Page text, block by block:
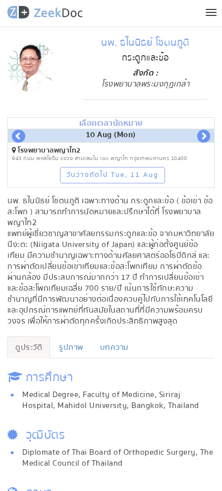
นพ. ธไนนิธย์ โชตนภูติ
กระดูกและข้อ
สังกัด :
โรงพยาบาลพระมงกุฏเกล้า
เลือกเวลานัดหมาย
10 Aug (Mon)
โรงพยาบาลพญาไท2
943 ถนน พหลโยธิน แขวง สามเสนใน เขต พญาไท กรุงเทพมหานคร 10400
วันว่างถัดไป Tue, 11 Aug
นพ. ธไนนิธย์ โชตนภูติ เฉพาะทางด้าน กระดูกและข้อ ( ข้อเข่า ข้อ
สะโพก ) สามารถทำการนัดหมายและปรึกษาได้ที่ โรงพยาบาล
พญาไท2
แพทย์ผู้เชี่ยวชาญสาขาศัลยกรรมกระดูกและข้อ จากมหาวิทยาลัย
นีงะตะ (Niigata University of Japan) และผู้ก่อตั้งศูนย์ข้อ
เทียม มีความชำนาญเฉพาะทางด้านศัลยศาสตร์ออโธปิดิกส์ และ
การผ่าตัดเปลี่ยนข้อเข่าเทียมและข้อสะโพกเทียม การผ่าตัดข้อ
ผ่านกล้อง มีประสบการณ์มากกว่า 17 ปี ทำการเปลี่ยนข้อเข่า
และข้อสะโพกเทียมเฉลี่ย 700 ราย/ปี เน้นการใช้ทักษะความ
ชำนาญที่มีการพัฒนาอย่างต่อเนื่องควบคู่ไปกับการใช้เทคโนโลยี
และอุปกรณ์การแพทย์ที่ทันสมัยในสถานที่ที่มีความพร้อมครบ
วงจร เพื่อให้การผ่าตัดทุกครั้งเกิดประสิทธิภาพสูงสุด
ดูประวัติ รูปภาพ บทความ
การศึกษา
Medical Degree, Faculty of Medicine, Siriraj
Hospital, Mahidol University, Bangkok, Thailand
วุฒิบัตร
Diplomate of Thai Board of Orthopedic Surgery, The
Medical Council of Thailand